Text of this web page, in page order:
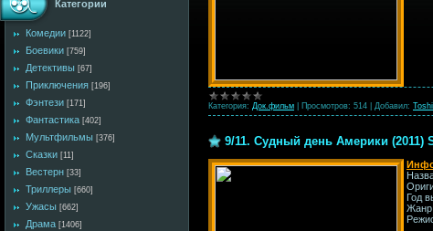
Категории
Комедии [1122]
Боевики [759]
Детективы [67]
Приключения [196]
Фэнтези [171]
Фантастика [402]
Мультфильмы [376]
Сказки [11]
Вестерн [33]
Триллеры [660]
Ужасы [662]
Драма [1406]
Категория: Док.фильм Просмотров: 514 Добавил:
9/11. Судный день Америки (2011)
Год